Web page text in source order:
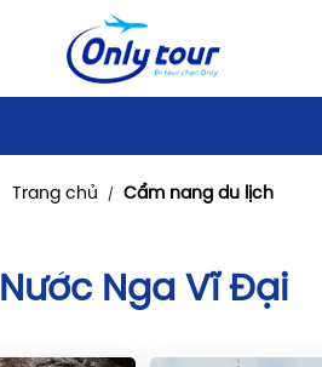
Trang chủ / Cẩm nang du lịch
Nước Nga Vĩ Đại